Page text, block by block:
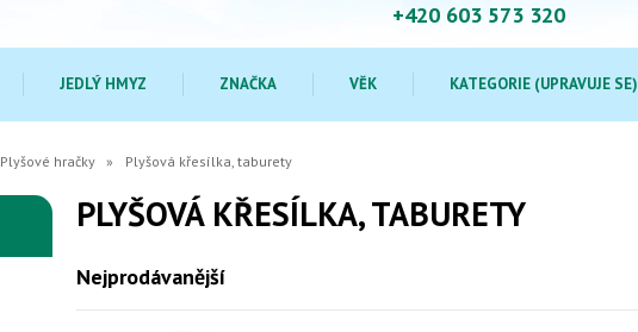
+420 603 573 320
JEDLÝ HMYZ ZNAČKA VĚK KATEGORIE (UPRAVUJE SE)
Plyšové hračky Plyšová křesílka, taburety
PLYŠOVÁ KŘESÍLKA, TABURETY
Nejprodávanější